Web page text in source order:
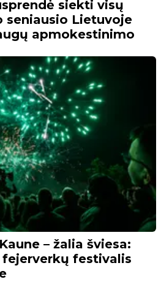
siekti visų
seniausio Lietuvoje
apmokestinimo
– žalia šviesa:
festivalis